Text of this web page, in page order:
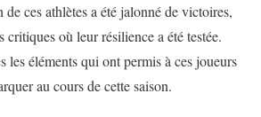
ces athlètes a été jalonné de victoires,
critiques où leur résilience a été testée.
les éléments qui ont permis à ces joueurs
au cours de cette saison.